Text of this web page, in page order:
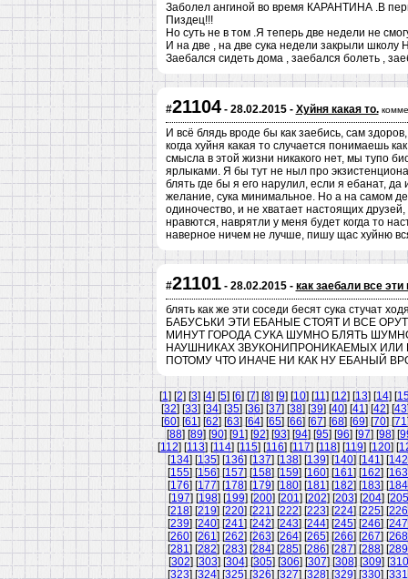
Заболел ангиной во время КАРАНТИНА .В
Пиздец!!!
Но суть не в том .Я теперь две недели не
И на две , на две сука недели закрыли
Заебался сидеть дома , заебался болеть ,
#21104- 28.02.2015 - Хуйня какая то.
И всё блядь вроде бы как заебись, сам
когда хуйня какая то случается понимаешь
смысла в этой жизни никакого нет, мы тупо
ярлыками. Я бы тут не ныл про
блять где бы я его нарулил, если я ебанат,
желание, сука минимальное. Но а на самом
одиночество, и не хватает настоящих
нравются, наврятли у меня будет когда то
наверное ничем не лучше, пишу щас хуйню
#21101- 28.02.2015 - как заебали все
блять как же эти соседи бесят сука
БАБУСЬКИ ЭТИ ЕБАНЫЕ СТОЯТ И ВСЕ
МИНУТ ГОРОДА СУКА ШУМНО БЛЯТЬ
НАУШНИКАХ ЗВУКОНИПРОНИКАЕМЫХ ИЛИ
ПОТОМУ ЧТО ИНАЧЕ НИ КАК НУ ЕБАНЫЙ
[1] [2] [3] [4] [5] [6] [7] [8] [9] [10] [11] [12] [13] [14] [
[32] [33] [34] [35] [36] [37] [38] [39] [40] [41] [42] [43
[60] [61] [62] [63] [64] [65] [66] [67] [68] [69] [70] [71
[88] [89] [90] [91] [92] [93] [94] [95] [96] [97] [98] [
[112] [113] [114] [115] [116] [117] [118] [119] [120] [
[134] [135] [136] [137] [138] [139] [140] [141] [142
[155] [156] [157] [158] [159] [160] [161] [162] [163
[176] [177] [178] [179] [180] [181] [182] [183] [184
[197] [198] [199] [200] [201] [202] [203] [204] [205
[218] [219] [220] [221] [222] [223] [224] [225] [226
[239] [240] [241] [242] [243] [244] [245] [246] [247
[260] [261] [262] [263] [264] [265] [266] [267] [268
[281] [282] [283] [284] [285] [286] [287] [288] [289
[302] [303] [304] [305] [306] [307] [308] [309] [310
[323] [324] [325] [326] [327] [328] [329] [330] [331